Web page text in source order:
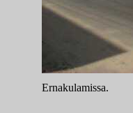
Ernakulamissa.